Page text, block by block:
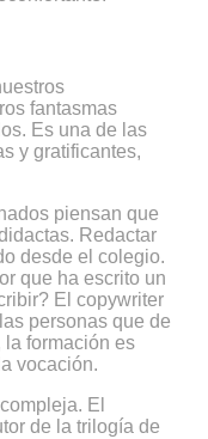
fantasmas
Es una de las
y gratificantes,
piensan que
Redactar
desde el colegio.
que ha escrito un
El copywriter
personas que de
la formación es
vocación.
El
de la trilogía de